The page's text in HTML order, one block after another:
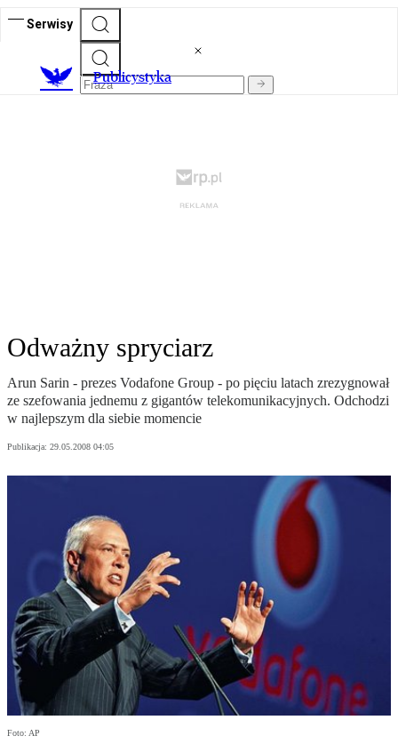
Serwisy
Publicystyka
Odważny spryciarz
Arun Sarin - prezes Vodafone Group - po pięciu latach zrezygnował
ze szefowania jednemu z gigantów telekomunikacyjnych. Odchodzi
w najlepszym dla siebie momencie
Publikacja: 29.05.2008 04:05
Foto: AP